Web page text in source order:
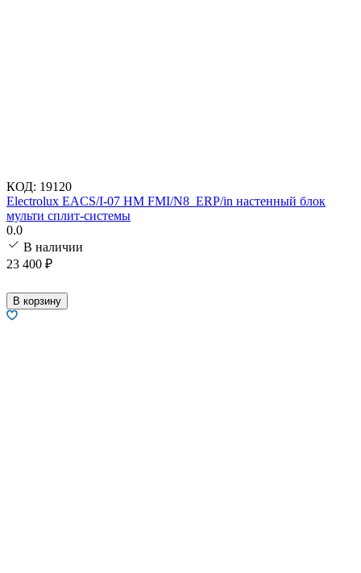
КОД: 19120
Electrolux EACS/I-07 HM FMI/N8_ERP/in настенный блок
мульти сплит-системы
0.0
В наличии
23 400 ₽
В корзину